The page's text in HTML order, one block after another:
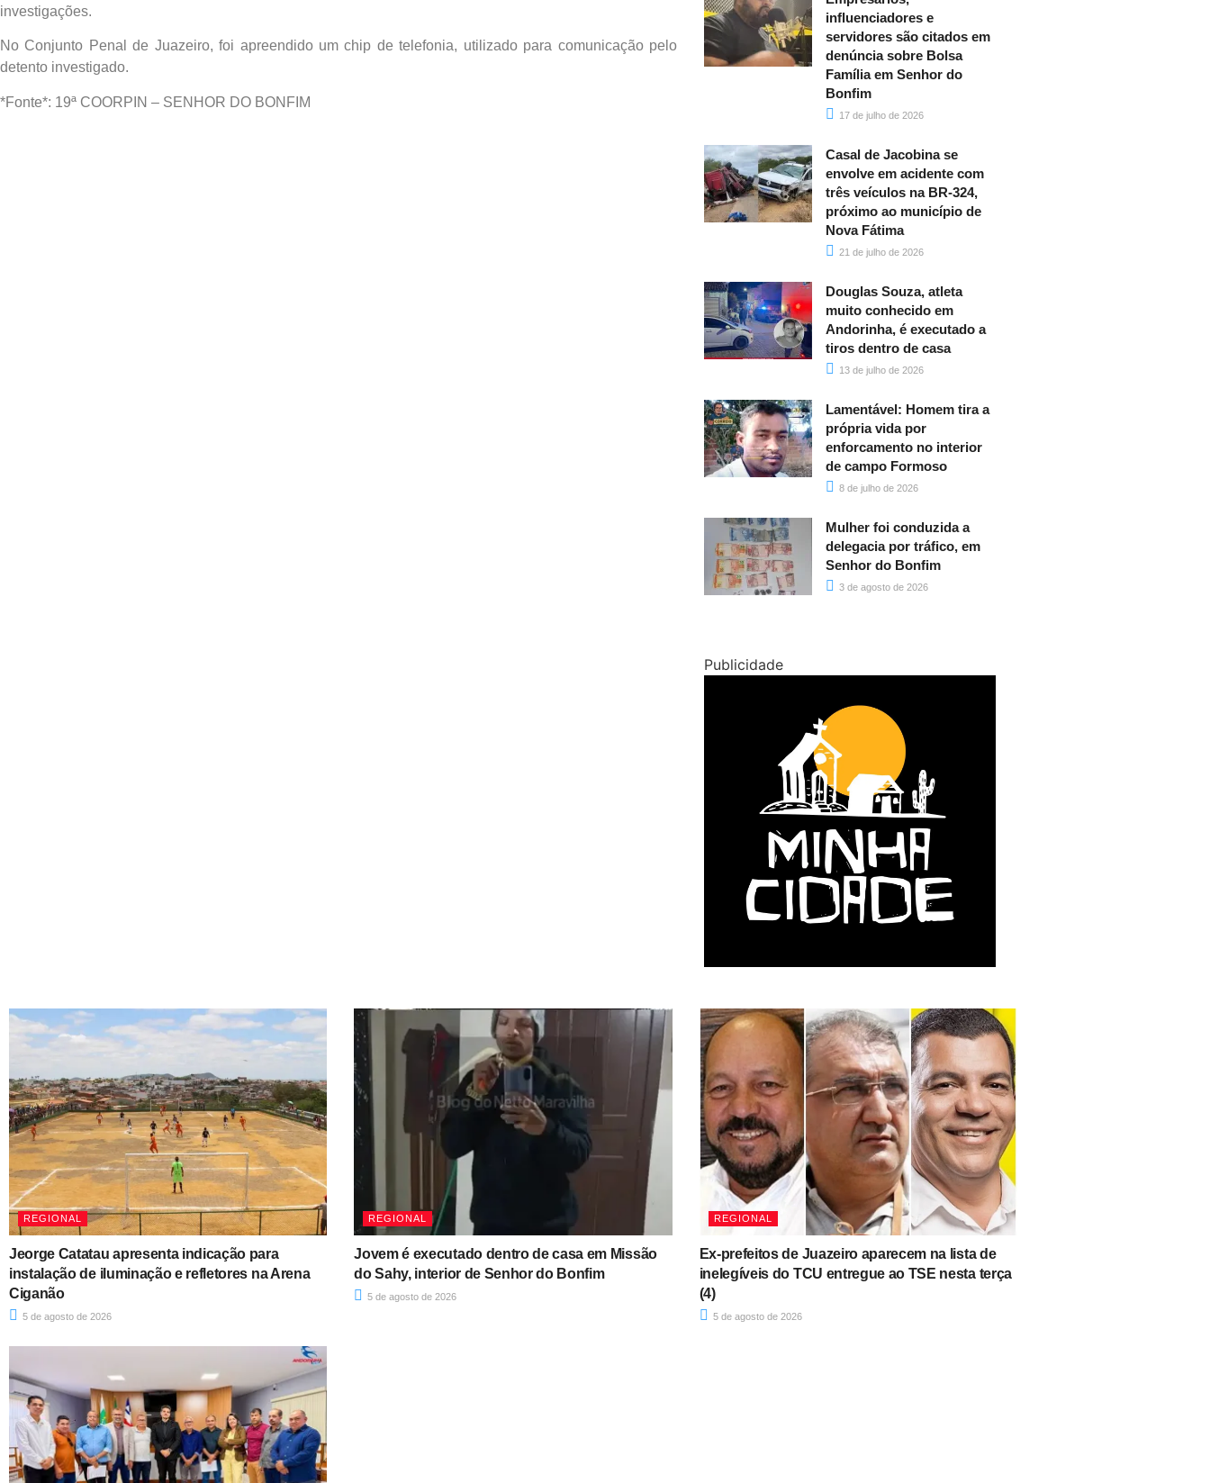
investigações.
No Conjunto Penal de Juazeiro, foi apreendido um chip de telefonia, utilizado para comunicação pelo
detento investigado.
*Fonte*: 19ª COORPIN – SENHOR DO BONFIM
influenciadores e
servidores são citados em
denúncia sobre Bolsa
Família em Senhor do
Bonfim
17 de julho de 2026
Casal de Jacobina se
envolve em acidente com
três veículos na BR-324,
próximo ao município de
Nova Fátima
21 de julho de 2026
Douglas Souza, atleta
muito conhecido em
Andorinha, é executado a
tiros dentro de casa
13 de julho de 2026
Lamentável: Homem tira a
própria vida por
enforcamento no interior
de campo Formoso
8 de julho de 2026
Mulher foi conduzida a
delegacia por tráfico, em
Senhor do Bonfim
3 de agosto de 2026
Publicidade
REGIONAL
Jeorge Catatau apresenta indicação para
instalação de iluminação e refletores na Arena
Ciganão
5 de agosto de 2026
REGIONAL
Jovem é executado dentro de casa em Missão
do Sahy, interior de Senhor do Bonfim
5 de agosto de 2026
REGIONAL
Ex-prefeitos de Juazeiro aparecem na lista de
inelegíveis do TCU entregue ao TSE nesta terça
(4)
5 de agosto de 2026